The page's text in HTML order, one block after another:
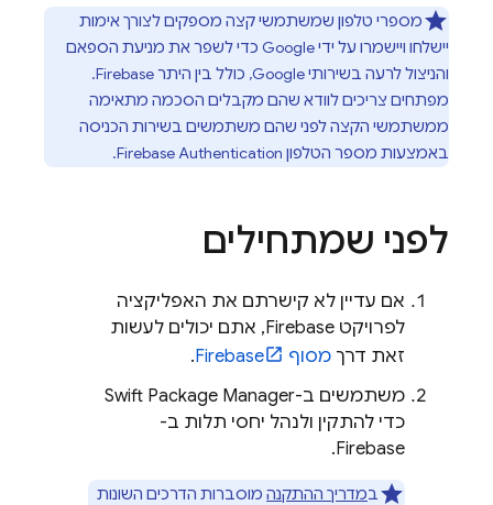
מספרי טלפון שמשתמשי קצה מספקים לצורך אימות
יישלחו ויישמרו על ידי Google כדי לשפר את מניעת הספאם
והניצול לרעה בשירותי Google, כולל בין היתר Firebase.
מפתחים צריכים לוודא שהם מקבלים הסכמה מתאימה
ממשתמשי הקצה לפני שהם משתמשים בשירות הכניסה
באמצעות מספר הטלפון Firebase Authentication
.
לפני שמתחילים
אם עדיין לא קישרתם את האפליקציה
לפרויקט Firebase, אתם יכולים לעשות
זאת דרך מסוף Firebase
.
משתמשים ב-Swift Package Manager
כדי להתקין ולנהל יחסי תלות ב-
Firebase.
במדריך ההתקנה מוסברות הדרכים השונות